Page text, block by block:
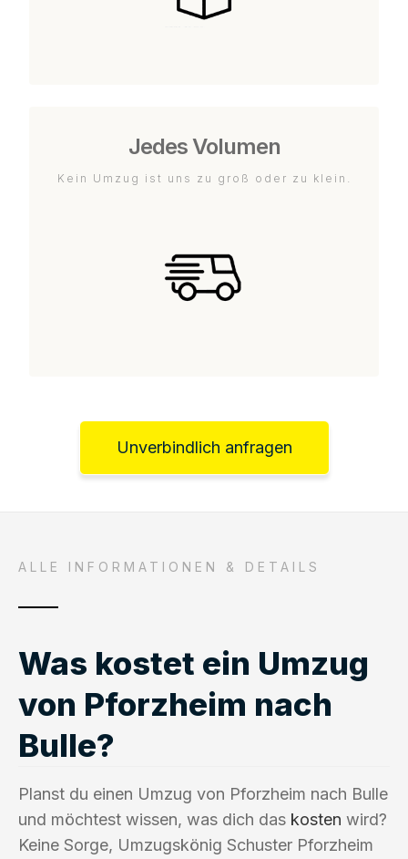
Jedes Volumen
Kein Umzug ist uns zu groß oder zu klein.
Unverbindlich anfragen
ALLE INFORMATIONEN & DETAILS
Was kostet ein Umzug
von Pforzheim nach
Bulle?
Planst du einen Umzug von Pforzheim nach Bulle
und möchtest wissen, was dich das kosten wird?
Keine Sorge, Umzugskönig Schuster Pforzheim